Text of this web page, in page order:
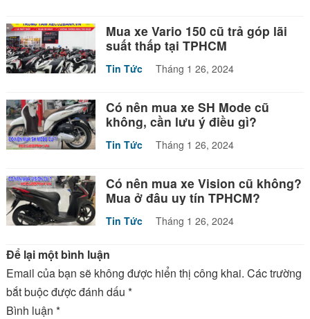
Mua xe Vario 150 cũ trả góp lãi
suất thấp tại TPHCM
Tin Tức Tháng 1 26, 2024
Có nên mua xe SH Mode cũ
không, cần lưu ý điều gì?
Tin Tức Tháng 1 26, 2024
Có nên mua xe Vision cũ không?
Mua ở đâu uy tín TPHCM?
Tin Tức Tháng 1 26, 2024
Để lại một bình luận
Email của bạn sẽ không được hiển thị công khai. Các trường
bắt buộc được đánh dấu *
Bình luận *